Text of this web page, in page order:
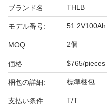
ブランド名: THLB
モデル番号:
MOQ: 2個
価格: $765/pieces
梱包の詳細: 標準梱包
支払い条件: T/T